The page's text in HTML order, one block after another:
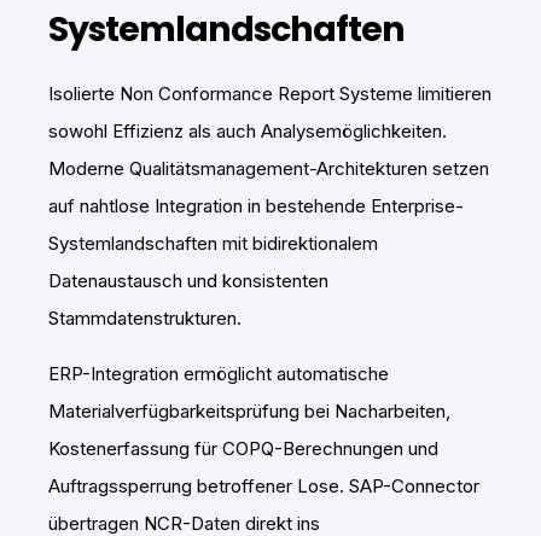
Systemlandschaften
Isolierte Non Conformance Report Systeme limitieren
sowohl Effizienz als auch Analysemöglichkeiten.
Moderne Qualitätsmanagement-Architekturen setzen
auf nahtlose Integration in bestehende Enterprise-
Systemlandschaften mit bidirektionalem
Datenaustausch und konsistenten
Stammdatenstrukturen.
ERP-Integration ermöglicht automatische
Materialverfügbarkeitsprüfung bei Nacharbeiten,
Kostenerfassung für COPQ-Berechnungen und
Auftragssperrung betroffener Lose. SAP-Connector
übertragen NCR-Daten direkt ins